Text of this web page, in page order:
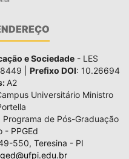
e Sociedade - LES
| Prefixo DOI: 10.26694
A2
Universitário Ministro
de Pós-Graduação
- PPGEd
550, Teresina - PI